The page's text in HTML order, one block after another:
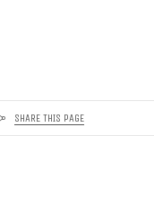
SHARE THIS PAGE